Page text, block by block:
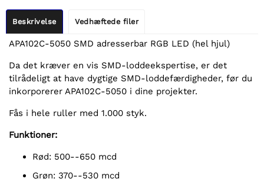
Beskrivelse Vedhæftede filer
APA102C-5050 SMD adresserbar RGB LED (hel hjul)
Da det kræver en vis SMD-loddeekspertise, er det
tilrådeligt at have dygtige SMD-loddefærdigheder, før du
inkorporerer APA102C-5050 i dine projekter.
Fås i hele ruller med 1.000 styk.
Funktioner:
Rød: 500--650 mcd
Grøn: 370--530 mcd